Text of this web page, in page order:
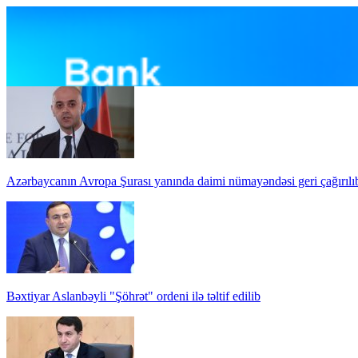
Azərbaycanın Avropa Şurası yanında daimi nümayəndəsi geri
Bəxtiyar Aslanbəyli "Şöhrət" ordeni ilə təltif edilib